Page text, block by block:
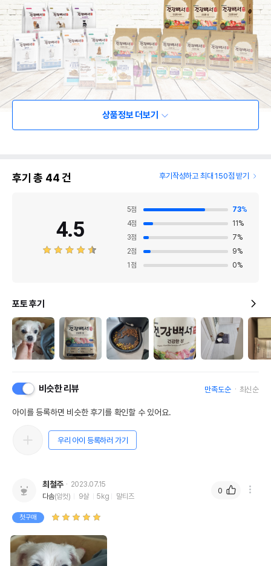
상품정보 더보기
후기 총 44건 후기작성하고 최대 150점 받기
4.5
5점 73%
4점 11 %
3점 7%
2점 9%
1 점 0%
포토 후기
비슷한 리뷰 만족도순 최신순
아이를 등록하면 비슷한 후기를 확인할 수 있어요.
우리 아이 등록하러 가기
최철주
2023.07.15
다솜(암컷) 9살 5kg 말티즈
첫구매
0